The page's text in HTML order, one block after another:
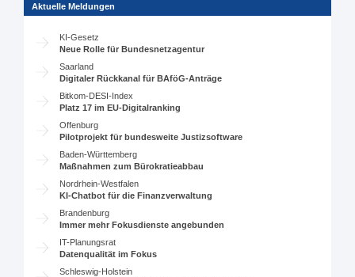
Aktuelle Meldungen
KI-Gesetz
Neue Rolle für Bundesnetzagentur
Saarland
Digitaler Rückkanal für BAföG-Anträge
Bitkom-DESI-Index
Platz 17 im EU-Digitalranking
Offenburg
Pilotprojekt für bundesweite Justizsoftware
Baden-Württemberg
Maßnahmen zum Bürokratieabbau
Nordrhein-Westfalen
KI-Chatbot für die Finanzverwaltung
Brandenburg
Immer mehr Fokusdienste angebunden
IT-Planungsrat
Datenqualität im Fokus
Schleswig-Holstein